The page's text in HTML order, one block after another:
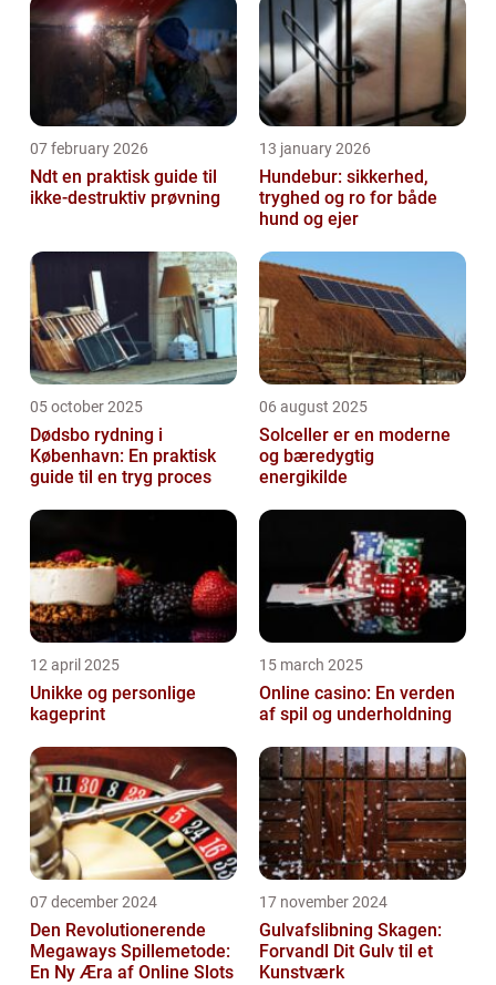
07 february 2026
Ndt en praktisk guide til
ikke-destruktiv prøvning
13 january 2026
Hundebur: sikkerhed,
tryghed og ro for både
hund og ejer
05 october 2025
Dødsbo rydning i
København: En praktisk
guide til en tryg proces
06 august 2025
Solceller er en moderne
og bæredygtig
energikilde
12 april 2025
Unikke og personlige
kageprint
15 march 2025
Online casino: En verden
af spil og underholdning
07 december 2024
Den Revolutionerende
Megaways Spillemetode:
En Ny Æra af Online Slots
17 november 2024
Gulvafslibning Skagen:
Forvandl Dit Gulv til et
Kunstværk